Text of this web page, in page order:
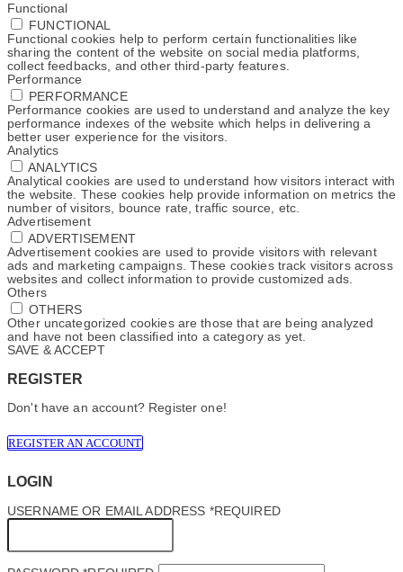
Functional
FUNCTIONAL
Functional cookies help to perform certain functionalities like
sharing the content of the website on social media platforms,
collect feedbacks, and other third-party features.
Performance
PERFORMANCE
Performance cookies are used to understand and analyze the key
performance indexes of the website which helps in delivering a
better user experience for the visitors.
Analytics
ANALYTICS
Analytical cookies are used to understand how visitors interact with
the website. These cookies help provide information on metrics the
number of visitors, bounce rate, traffic source, etc.
Advertisement
ADVERTISEMENT
Advertisement cookies are used to provide visitors with relevant
ads and marketing campaigns. These cookies track visitors across
websites and collect information to provide customized ads.
Others
OTHERS
Other uncategorized cookies are those that are being analyzed
and have not been classified into a category as yet.
SAVE & ACCEPT
REGISTER
Don't have an account? Register one!
REGISTER AN ACCOUNT
LOGIN
USERNAME OR EMAIL ADDRESS *REQUIRED